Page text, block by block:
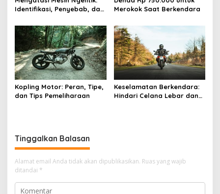
Identifikasi, Penyebab, dan
Merokok Saat Berkendara
Kopling Motor: Peran, Tipe,
dan Tips Pemeliharaan
Keselamatan Berkendara:
Hindari Celana Lebar dan
Tinggalkan Balasan
Alamat email Anda tidak akan dipublikasikan. Ruas yang wajib
ditandai *